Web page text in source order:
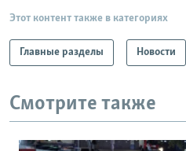
Все сайты РСЕ/РС
Этот контент также в категориях
Главные разделы Новости
Смотрите также